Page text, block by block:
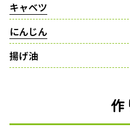
キャベツ
にんじん
揚げ油
作